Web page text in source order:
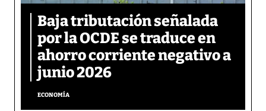
Baja tributación señalada
por la OCDE se traduce en
ahorro corriente negativo a
junio 2026
ECONOMÍA